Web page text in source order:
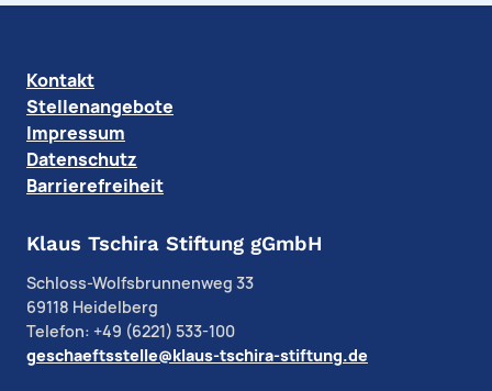
Klaus Tschira Stiftung gGmbH
Schloss-Wolfsbrunnenweg 33
69118 Heidelberg
Telefon: +49 (6221) 533-100
geschaeftsstelle@klaus-tschira-stiftung.de
Kontakt
Stellenangebote
Impressum
Datenschutz
Barrierefreiheit